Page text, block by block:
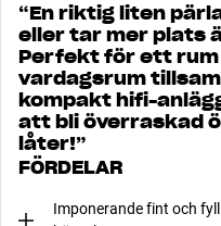
“En riktig liten
eller tar mer plats
Perfekt för ett
vardagsrum
kompakt hifi-
att bli överraskad
låter!”
FÖRDELAR
Imponerande fint och